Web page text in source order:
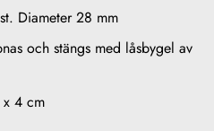
Diameter 28 mm
och stängs med låsbygel av
4 cm